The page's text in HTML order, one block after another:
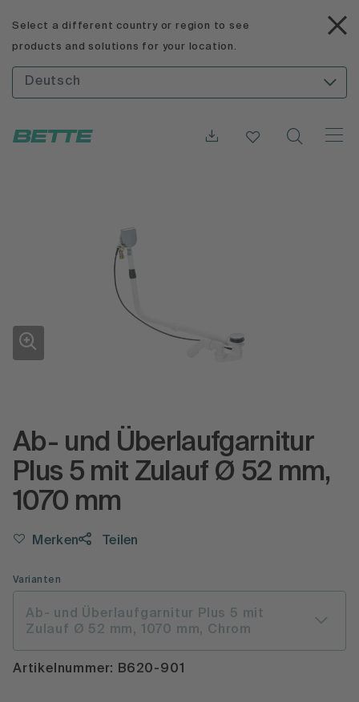
Select a different country or region to see
products and solutions for your location.
Deutsch
Ab- und Überlaufgarnitur
Plus 5 mit Zulauf Ø 52 mm,
1070 mm
Merken Teilen
Varianten
Ab- und Überlaufgarnitur Plus 5 mit
Zulauf Ø 52 mm, 1070 mm, Chrom
Artikelnummer: B620-901